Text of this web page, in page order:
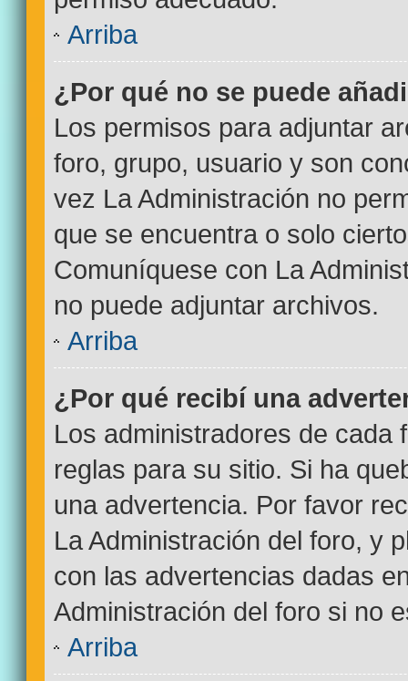
Arriba
¿Por qué no se puede
Los permisos para adjuntar
foro, grupo, usuario y son
vez La Administración no
que se encuentra o solo
Comuníquese con La
no puede adjuntar archivos.
Arriba
¿Por qué recibí una
Los administradores de cada
reglas para su sitio. Si ha
una advertencia. Por favor
La Administración del foro, y
con las advertencias dadas
Administración del foro si no
Arriba